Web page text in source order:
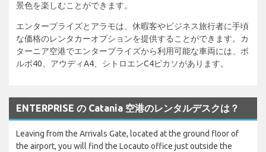
景色を楽しむことができます。
エンタープライズとアラモは、休暇客やビジネス旅行者に手頃
な価格のレンタカーオプションを提供することができます。カ
ターニア空港でエンタープライズから利用可能な車両には、ボ
ルボ40、アウディA4、シトロエンC4ピカソがあります。
ENTERPRISE の Catania 空港のレンタルデスクは？
Leaving from the Arrivals Gate, located at the ground floor of
the airport, you will find the Locauto office just outside the